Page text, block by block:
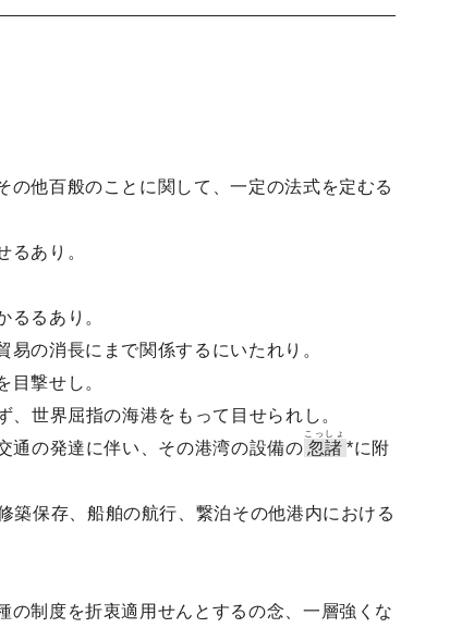
他百般のことに関して、一定の法式を定むる
あり。
るあり。
の消長にまで関係するにいたれり。
撃せし。
世界屈指の海港をもって目せられし。
通の発達に伴い、その港湾の設備の 忽諸
こっしょ
*に附
保存、船舶の航行、繋泊その他港内における
制度を折衷適用せんとするの念、一層強くな